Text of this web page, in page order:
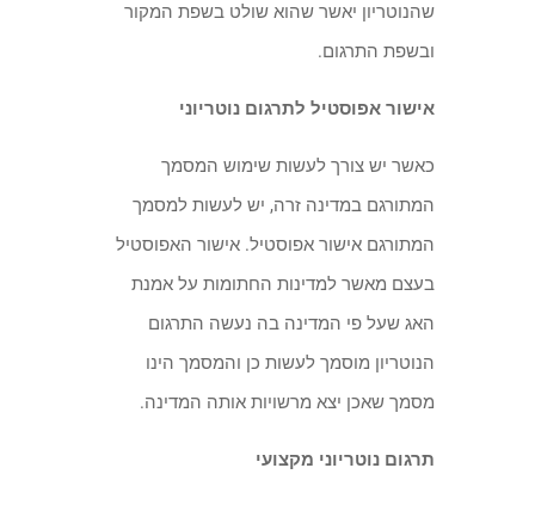
שהנוטריון יאשר שהוא שולט בשפת המקור
ובשפת התרגום.
אישור אפוסטיל לתרגום נוטריוני
כאשר יש צורך לעשות שימוש המסמך
המתורגם במדינה זרה, יש לעשות למסמך
המתורגם אישור אפוסטיל. אישור האפוסטיל
בעצם מאשר למדינות החתומות על אמנת
האג שעל פי המדינה בה נעשה התרגום
הנוטריון מוסמך לעשות כן והמסמך הינו
מסמך שאכן יצא מרשויות אותה המדינה.
תרגום נוטריוני מקצועי